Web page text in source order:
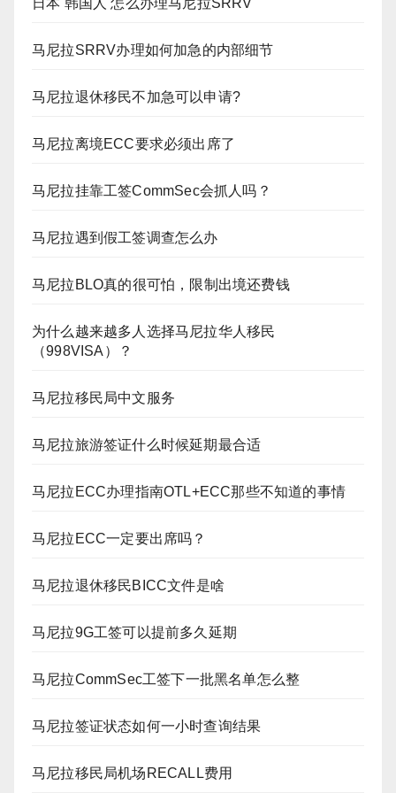
日本 韩国人 怎么办理马尼拉SRRV
马尼拉SRRV办理如何加急的内部细节
马尼拉退休移民不加急可以申请?
马尼拉离境ECC要求必须出席了
马尼拉挂靠工签CommSec会抓人吗？
马尼拉遇到假工签调查怎么办
马尼拉BLO真的很可怕，限制出境还费钱
为什么越来越多人选择马尼拉华人移民
（998VISA）？
马尼拉移民局中文服务
马尼拉旅游签证什么时候延期最合适
马尼拉ECC办理指南OTL+ECC那些不知道的事情
马尼拉ECC一定要出席吗？
马尼拉退休移民BICC文件是啥
马尼拉9G工签可以提前多久延期
马尼拉CommSec工签下一批黑名单怎么整
马尼拉签证状态如何一小时查询结果
马尼拉移民局机场RECALL费用